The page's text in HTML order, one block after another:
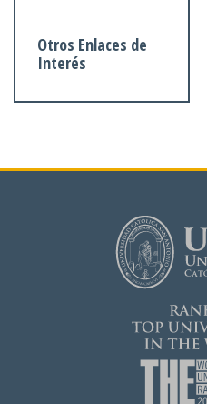
Otros Enlaces de
Interés